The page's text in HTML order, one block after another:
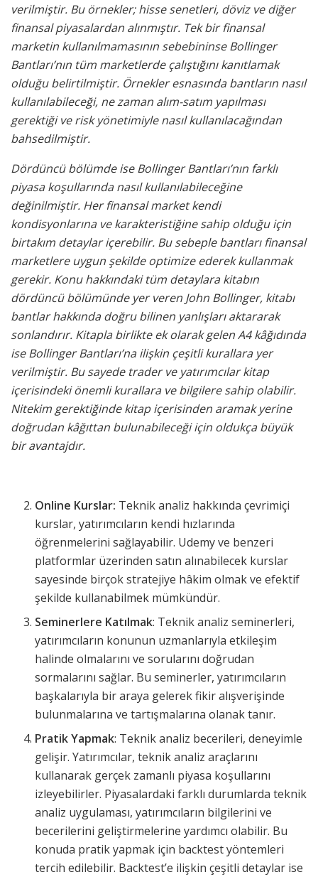
verilmiştir. Bu örnekler; hisse senetleri, döviz ve diğer
finansal piyasalardan alınmıştır. Tek bir finansal
marketin kullanılmamasının sebebininse Bollinger
Bantları’nın tüm marketlerde çalıştığını kanıtlamak
olduğu belirtilmiştir. Örnekler esnasında bantların nasıl
kullanılabileceği, ne zaman alım-satım yapılması
gerektiği ve risk yönetimiyle nasıl kullanılacağından
bahsedilmiştir.
Dördüncü bölümde ise Bollinger Bantları’nın farklı
piyasa koşullarında nasıl kullanılabileceğine
değinilmiştir. Her finansal market kendi
kondisyonlarına ve karakteristiğine sahip olduğu için
birtakım detaylar içerebilir. Bu sebeple bantları finansal
marketlere uygun şekilde optimize ederek kullanmak
gerekir. Konu hakkındaki tüm detaylara kitabın
dördüncü bölümünde yer veren John Bollinger, kitabı
bantlar hakkında doğru bilinen yanlışları aktararak
sonlandırır. Kitapla birlikte ek olarak gelen A4 kâğıdında
ise Bollinger Bantları’na ilişkin çeşitli kurallara yer
verilmiştir. Bu sayede trader ve yatırımcılar kitap
içerisindeki önemli kurallara ve bilgilere sahip olabilir.
Nitekim gerektiğinde kitap içerisinden aramak yerine
doğrudan kâğıttan bulunabileceği için oldukça büyük
bir avantajdır.
Online Kurslar: Teknik analiz hakkında çevrimiçi
kurslar, yatırımcıların kendi hızlarında
öğrenmelerini sağlayabilir. Udemy ve benzeri
platformlar üzerinden satın alınabilecek kurslar
sayesinde birçok stratejiye hâkim olmak ve efektif
şekilde kullanabilmek mümkündür.
Seminerlere Katılmak: Teknik analiz seminerleri,
yatırımcıların konunun uzmanlarıyla etkileşim
halinde olmalarını ve sorularını doğrudan
sormalarını sağlar. Bu seminerler, yatırımcıların
başkalarıyla bir araya gelerek fikir alışverişinde
bulunmalarına ve tartışmalarına olanak tanır.
Pratik Yapmak: Teknik analiz becerileri, deneyimle
gelişir. Yatırımcılar, teknik analiz araçlarını
kullanarak gerçek zamanlı piyasa koşullarını
izleyebilirler. Piyasalardaki farklı durumlarda teknik
analiz uygulaması, yatırımcıların bilgilerini ve
becerilerini geliştirmelerine yardımcı olabilir. Bu
konuda pratik yapmak için backtest yöntemleri
tercih edilebilir. Backtest’e ilişkin çeşitli detaylar ise